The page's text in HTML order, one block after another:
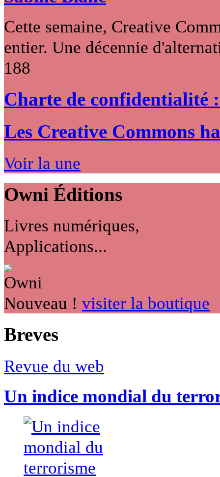
Cette semaine, Creative
entier. Une décennie
188
Charte de confidentialité
Les Creative Commons
Voir la une
Owni Éditions
Livres numériques,
Applications...
Nouveau ! visiter la boutique
Breves
Revue du web
Un indice mondial du